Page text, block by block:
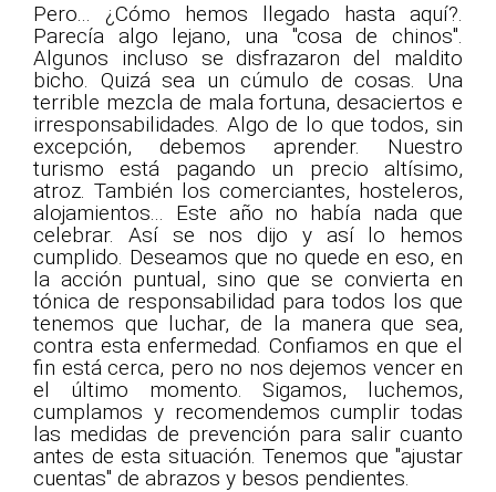
Pero... ¿Cómo hemos llegado hasta aquí?.
Parecía algo lejano, una "cosa de chinos".
Algunos incluso se disfrazaron del maldito
bicho. Quizá sea un cúmulo de cosas. Una
terrible mezcla de mala fortuna, desaciertos e
irresponsabilidades. Algo de lo que todos, sin
excepción, debemos aprender. Nuestro
turismo está pagando un precio altísimo,
atroz. También los comerciantes, hosteleros,
alojamientos... Este año no había nada que
celebrar. Así se nos dijo y así lo hemos
cumplido. Deseamos que no quede en eso, en
la acción puntual, sino que se convierta en
tónica de responsabilidad para todos los que
tenemos que luchar, de la manera que sea,
contra esta enfermedad. Confiamos en que el
fin está cerca, pero no nos dejemos vencer en
el último momento. Sigamos, luchemos,
cumplamos y recomendemos cumplir todas
las medidas de prevención para salir cuanto
antes de esta situación. Tenemos que "ajustar
cuentas" de abrazos y besos pendientes.